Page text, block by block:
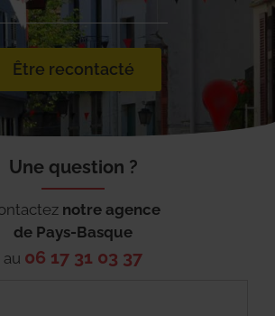
Être recontacté
Une question ?
notre agence
de Pays-Basque
au 06 17 31 03 37